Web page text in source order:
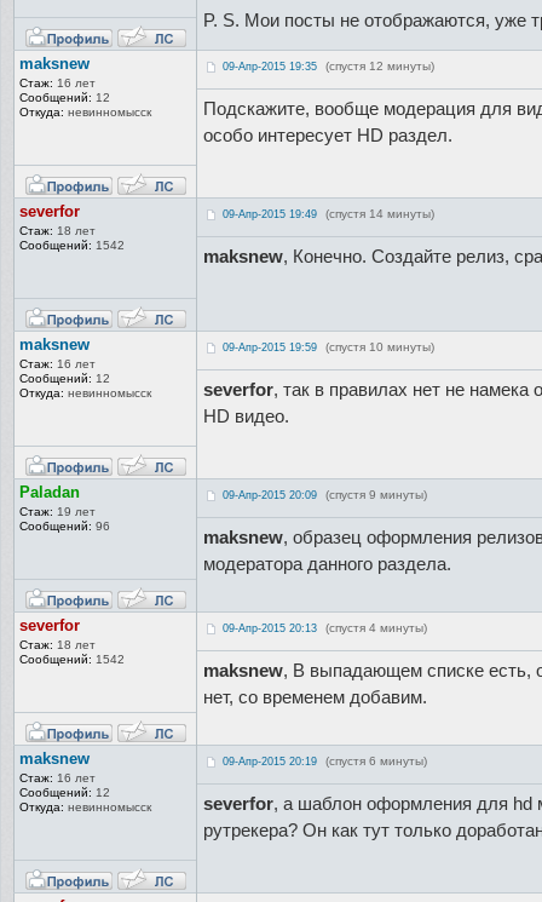
P. S. Мои посты не отображаются, уже
maksnew
Стаж: 16 лет
Сообщений: 12
Откуда: невинномысск
09-Апр-2015 19:35 (спустя 12 минуты)
Подскажите, вообще модерация для
особо интересует HD раздел.
severfor
Стаж: 18 лет
Сообщений: 1542
09-Апр-2015 19:49 (спустя 14 минуты)
maksnew, Конечно. Создайте релиз,
maksnew
Стаж: 16 лет
Сообщений: 12
Откуда: невинномысск
09-Апр-2015 19:59 (спустя 10 минуты)
severfor, так в правилах нет не
HD видео.
Paladan
Стаж: 19 лет
Сообщений: 96
09-Апр-2015 20:09 (спустя 9 минуты)
maksnew, образец оформления
модератора данного раздела.
severfor
Стаж: 18 лет
Сообщений: 1542
09-Апр-2015 20:13 (спустя 4 минуты)
maksnew, В выпадающем списке есть,
нет, со временем добавим.
maksnew
Стаж: 16 лет
Сообщений: 12
Откуда: невинномысск
09-Апр-2015 20:19 (спустя 6 минуты)
severfor, а шаблон оформления для hd
рутрекера? Он как тут только